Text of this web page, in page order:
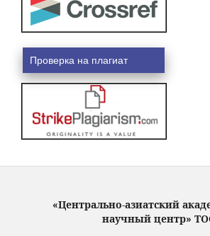
Проверка на плагиат
«Центрально-азиатский
научный центр»